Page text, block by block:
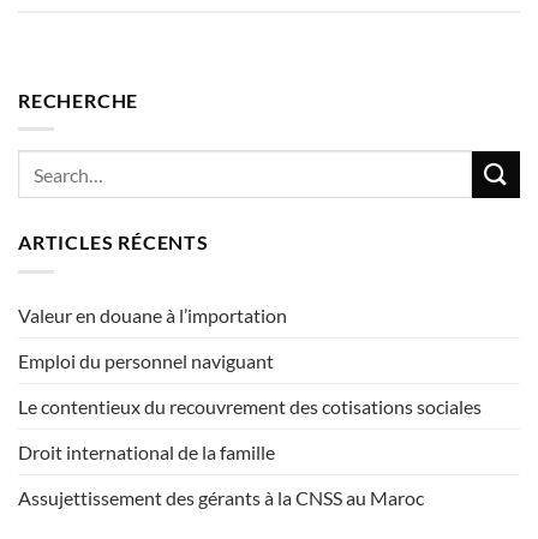
RECHERCHE
ARTICLES RÉCENTS
Valeur en douane à l’importation
Emploi du personnel naviguant
Le contentieux du recouvrement des cotisations sociales
Droit international de la famille
Assujettissement des gérants à la CNSS au Maroc